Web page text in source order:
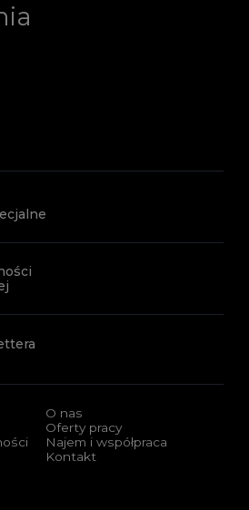
O nas
Oferty pracy
Najem i współpraca
Kontakt